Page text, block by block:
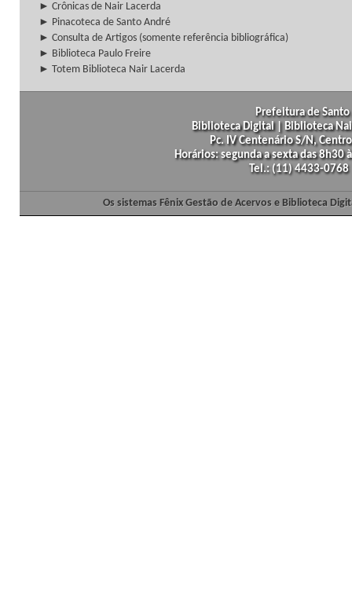
► Crônicas de Nair Lacerda
► Pinacoteca de Santo André
► Consulta de Artigos (somente referência bibliográfica)
► Biblioteca Paulo Freire
► Totem Biblioteca Nair Lacerda
Prefeitura de
Biblioteca Digital | Biblioteca
Pc. IV Centenário S/N,
Horários: segunda a sexta das
Tel.: (11) 4433-
Os sistemas Fênix Gestão de Acervos e Biblioteca